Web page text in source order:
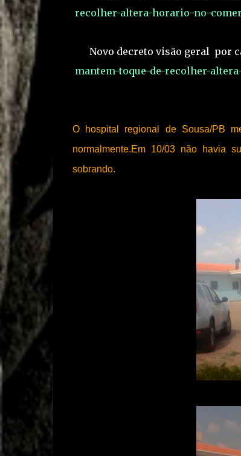
recolher-altera-horario-no-
Novo decreto visão geral por
mantem-toque-de-recolher-
O hospital regional de Sousa/PB
normalmente.Em 10/03 não havia
sobrando.